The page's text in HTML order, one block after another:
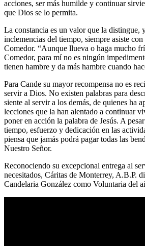
acciones, ser más humilde y continuar
que Dios se lo permita.
La constancia es un valor que la distingue,
inclemencias del tiempo, siempre asiste
Comedor. “Aunque llueva o haga mucho
Comedor, para mí no es ningún
tienen hambre y da más hambre cuando
Para Cande su mayor recompensa no es
servir a Dios. No existen palabras para
siente al servir a los demás, de quienes ha
lecciones que la han alentado a continuar
poner en acción la palabra de Jesús. A
tiempo, esfuerzo y dedicación en las
piensa que jamás podrá pagar todas las
Nuestro Señor.
Reconociendo su excepcional entrega al
necesitados, Cáritas de Monterrey, A.B.P.
Candelaria González como Voluntaria del